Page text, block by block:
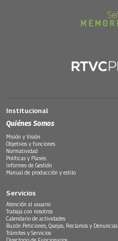
Institucional
Quiénes Somos
Misión y Visión
Objetivos y funciones
Normatividad
Políticas y Planes
Informes de Gestión
Manual de producción y estilo
Servicios
Atención al usuario
Trabaja con nosotros
Calendario de actividades
Buzón Peticiones, Quejas, Reclamos y Denuncias
Trámites y Servicios